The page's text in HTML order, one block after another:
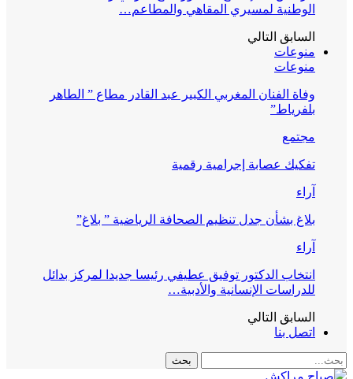
الوطنية لمسيري المقاهي والمطاعم…
السابق التالي
منوعات
منوعات
وفاة الفنان المغربي الكبير عبد القادر مطاع ” الطاهر
بلفرياط”
مجتمع
تفكيك عصابة إجرامية رقمية
آراء
بلاغ بشأن جدل تنظيم الصحافة الرياضية ” بلاغ”
آراء
انتخاب الدكتور توفيق عطيفي رئيسا جديدا لمركز بدائل
للدراسات الإنسانية والأدبية…
السابق التالي
اتصل بنا